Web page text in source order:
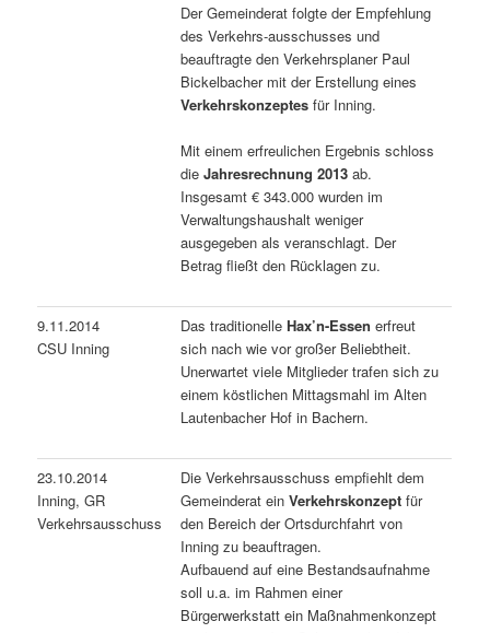
Der Gemeinderat folgte der Empfehlung
des Verkehrs-ausschusses und
beauftragte den Verkehrsplaner Paul
Bickelbacher mit der Erstellung eines
Verkehrskonzeptesfür Inning.
Mit einem erfreulichen Ergebnis schloss
dieJahresrechnung 2013ab.
Insgesamt € 343.000 wurden im
Verwaltungshaushalt weniger
ausgegeben als veranschlagt. Der
Betrag fließt den Rücklagen zu.
9.11.2014
CSU Inning
Das traditionelleHax’n-Essenerfreut
sich nach wie vor großer Beliebtheit.
Unerwartet viele Mitglieder trafen sich zu
einem köstlichen Mittagsmahl im Alten
Lautenbacher Hof in Bachern.
23.10.2014
Inning, GR
Verkehrsausschuss
Die Verkehrsausschuss empfiehlt dem
Gemeinderat einVerkehrskonzept für
den Bereich der Ortsdurchfahrt von
Inning zu beauftragen.
Aufbauend auf eine Bestandsaufnahme
soll u.a. im Rahmen einer
Bürgerwerkstatt ein Maßnahmenkonzept